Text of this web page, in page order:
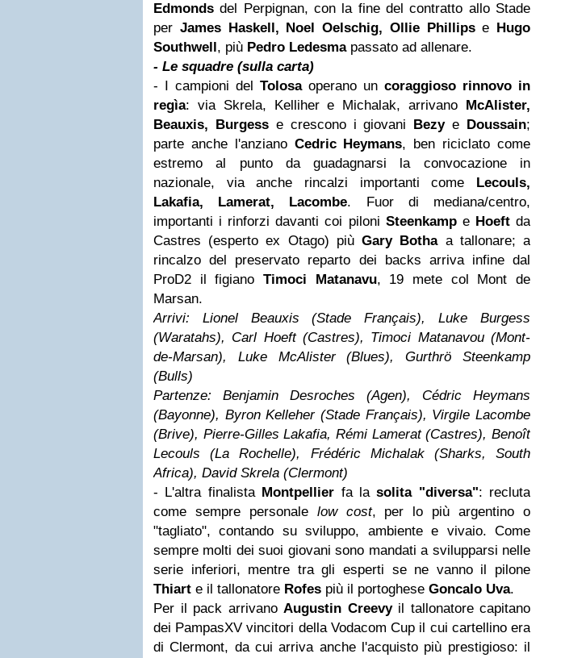
Edmonds del Perpignan, con la fine del contratto allo Stade
per James Haskell, Noel Oelschig, Ollie Phillipse Hugo
Southwell, più Pedro Ledesmapassato ad allenare.
- Le squadre (sulla carta)
- I campioni del Tolosaoperano un coraggioso rinnovo in
regìa: via Skrela, Kelliher e Michalak, arrivano McAlister,
Beauxis, Burgesse crescono i giovani Bezye Doussain;
parte anche l'anziano Cedric Heymans, ben riciclato come
estremo al punto da guadagnarsi la convocazione in
nazionale, via anche rincalzi importanti come Lecouls,
Lakafia, Lamerat, Lacombe. Fuor di mediana/centro,
importanti i rinforzi davanti coi piloni Steenkampe Hoeftda
Castres (esperto ex Otago) piùGary Bothaa tallonare; a
rincalzo del preservato reparto dei backs arriva infine dal
ProD2 il figiano Timoci Matanavu, 19 mete col Mont de
Marsan.
Arrivi: Lionel Beauxis (Stade Français), Luke Burgess
(Waratahs), Carl Hoeft (Castres), Timoci Matanavou (Mont-
de-Marsan), Luke McAlister (Blues), Gurthrö Steenkamp
(Bulls)
Partenze: Benjamin Desroches (Agen), Cédric Heymans
(Bayonne), Byron Kelleher (Stade Français), Virgile Lacombe
(Brive), Pierre-Gilles Lakafia, Rémi Lamerat (Castres), Benoît
Lecouls (La Rochelle), Frédéric Michalak (Sharks, South
Africa), David Skrela (Clermont)
- L'altra finalistaMontpellier fa lasolita "diversa": recluta
come sempre personale low cost, per lo più argentino o
"tagliato", contando su sviluppo, ambiente e vivaio. Come
sempre molti dei suoi giovani sono mandati a svilupparsi nelle
serie inferiori, mentre tra gli esperti se ne vanno il pilone
Thiart e il tallonatore Rofes più il portoghese Goncalo Uva.
Per il pack arrivano Augustin Creevyil tallonatore capitano
dei PampasXV vincitori della Vodacom Cup il cui cartellino era
di Clermont, da cui arriva anche l'acquisto più prestigioso: il